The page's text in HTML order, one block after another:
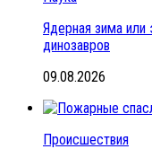
Ядерная зима или
динозавров
09.08.2026
Происшествия